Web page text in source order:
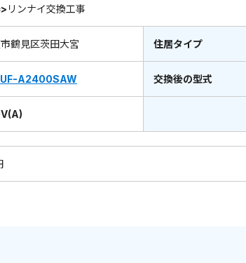
リンナイ交換工事
鶴見区茨田大宮 住居タイプ
A2400SAW 交換後の型式